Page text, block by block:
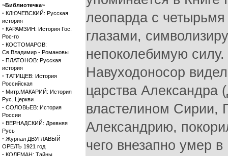
~Библиотечка~
· КЛЮЧЕВСКИЙ: Русская
история
· КАРАМЗИН: История Гос.
Рос-го
· КОСТОМАРОВ:
Св.Владимир - Романовы
· ПЛАТОНОВ: Русская
история
· ТАТИЩЕВ: История
Российская
· Митр.МАКАРИЙ: История
Рус. Церкви
· СОЛОВЬЕВ: История
России
· ВЕРНАДСКИЙ: Древняя
Русь
· Журнал ДВУГЛАВЫЙ
ОРЕЛЪ 1921 год
· КОЛЕМАН: Тайны
леопарда с
глазами,
непоколебимую силу.
Навуходоносор
царства Александра
властелином Сирии,
Александрию,
чего внезапно умер